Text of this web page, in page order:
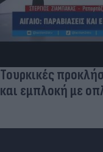
Τουρκικές
και εμπλοκή με